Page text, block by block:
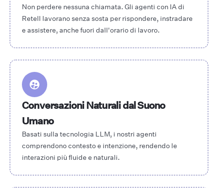
Non perdere nessuna chiamata. Gli agenti con IA di
Retell lavorano senza sosta per rispondere, instradare
e assistere, anche fuori dall'orario di lavoro.
Conversazioni Naturali dal Suono
Umano
Basati sulla tecnologia LLM, i nostri agenti
comprendono contesto e intenzione, rendendo le
interazioni più fluide e naturali.